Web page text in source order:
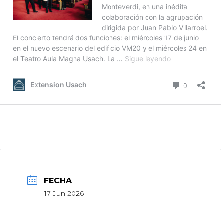
FECHA
17 Jun 2026